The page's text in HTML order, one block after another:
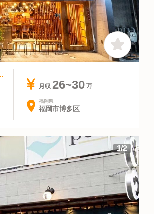
博多もつ鍋前田屋 博多店
月収 26~30
福岡県
福岡市博多区
1/2